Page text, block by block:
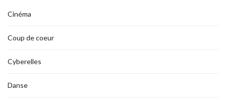
Cinéma
Coup de coeur
Cyberelles
Danse